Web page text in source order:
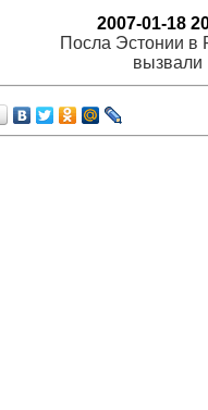
2007-01-18
Посла Эстонии в